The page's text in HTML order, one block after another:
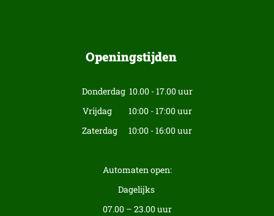
Openingstijden
Donderdag 10.00 - 17.00 uur
Vrijdag 10:00 - 17:00 uur
Zaterdag 10:00 - 16:00 uur
Automaten open:
Dagelijks
07.00 – 23.00 uur